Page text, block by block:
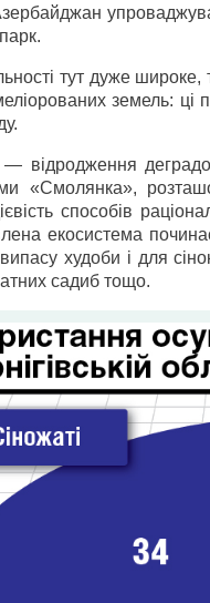
тут дуже
земель:
відродження
«Смолянка»,
способів
екосистема
худоби і для
садиб тощо.